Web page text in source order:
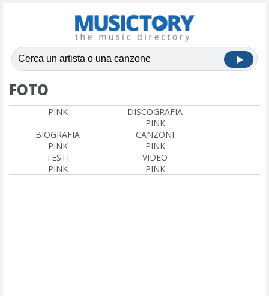
FOTO
PINK
DISCOGRAFIA
PINK
BIOGRAFIA
PINK
CANZONI
PINK
TESTI
PINK
VIDEO
PINK